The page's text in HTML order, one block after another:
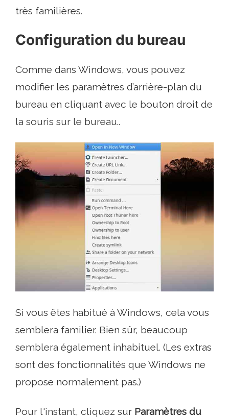
très familières.
Configuration du bureau
Comme dans Windows, vous pouvez
modifier les paramètres d’arrière-plan du
bureau en cliquant avec le bouton droit de
la souris sur le bureau..
Si vous êtes habitué à Windows, cela vous
semblera familier. Bien sûr, beaucoup
semblera également inhabituel. (Les extras
sont des fonctionnalités que Windows ne
propose normalement pas.)
Pour l'instant, cliquez sur Paramètres du